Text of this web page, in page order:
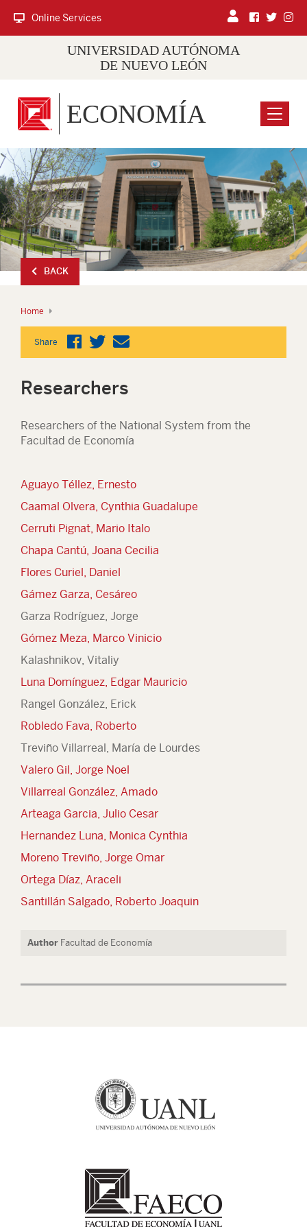
Online Services
UNIVERSIDAD AUTÓNOMA
DE NUEVO LEÓN
Menu
ECONOMÍA
BACK
Home
Share
Researchers
Researchers of the National System from the
Facultad de Economía
Aguayo Téllez, Ernesto
Caamal Olvera, Cynthia Guadalupe
Cerruti Pignat, Mario Italo
Chapa Cantú, Joana Cecilia
Flores Curiel, Daniel
Gámez Garza, Cesáreo
Garza Rodríguez, Jorge
Gómez Meza, Marco Vinicio
Kalashnikov, Vitaliy
Luna Domínguez, Edgar Mauricio
Rangel González, Erick
Robledo Fava, Roberto
Treviño Villarreal, María de Lourdes
Valero Gil, Jorge Noel
Villarreal González, Amado
Arteaga Garcia, Julio Cesar
Hernandez Luna, Monica Cynthia
Moreno Treviño, Jorge Omar
Ortega Díaz, Araceli
Santillán Salgado, Roberto Joaquin
Author Facultad de Economía